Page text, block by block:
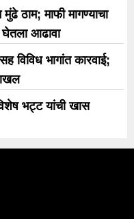
ठाम; माफी मागण्याचा
घेतला आढावा
विविध भागांत कारवाई;
विशेष भट्ट यांची खास